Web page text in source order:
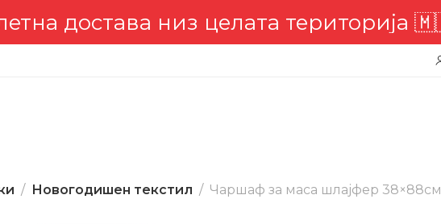
низ целата територија 🇲🇰
Новогодишен текстил Чаршаф за маса шлајфер 38×88см